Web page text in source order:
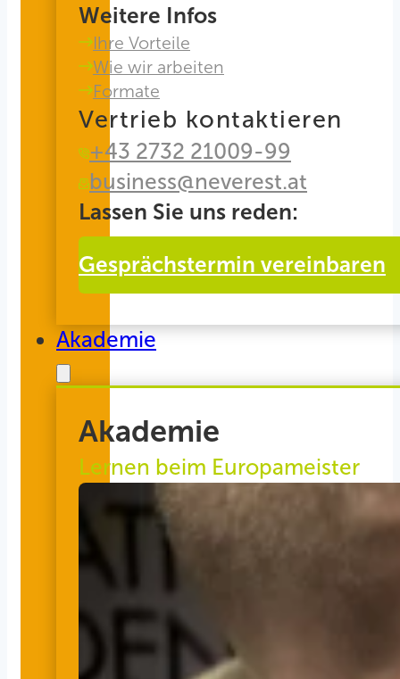
Weitere Infos
Ihre Vorteile
Wie wir arbeiten
Formate
Vertrieb kontaktieren
+43 2732 21009-99
business@neverest.at
Lassen Sie uns reden:
Gesprächstermin vereinbaren
Akademie
Akademie
Lernen beim Europameister